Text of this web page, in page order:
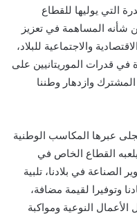
التي يوليها للقطاع
شأنه المساهمة في تعزيز
والاجتماعية للبلاد،
في قدرات الموريتانيين على
وازدهار وطننا
عبرها المكاسب الوطنية
القطاع الخاص في
في بلادنا، تلبية
وتوفيرا لقيمة مضافة،
النوعية ومواكبة